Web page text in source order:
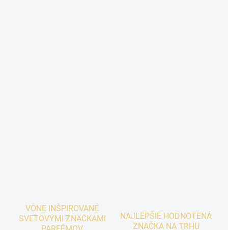
VÔNE INŠPIROVANÉ
SVETOVÝMI ZNAČKAMI
NAJLEPŠIE HODNOTENÁ
ZNAČKA NA TRHU